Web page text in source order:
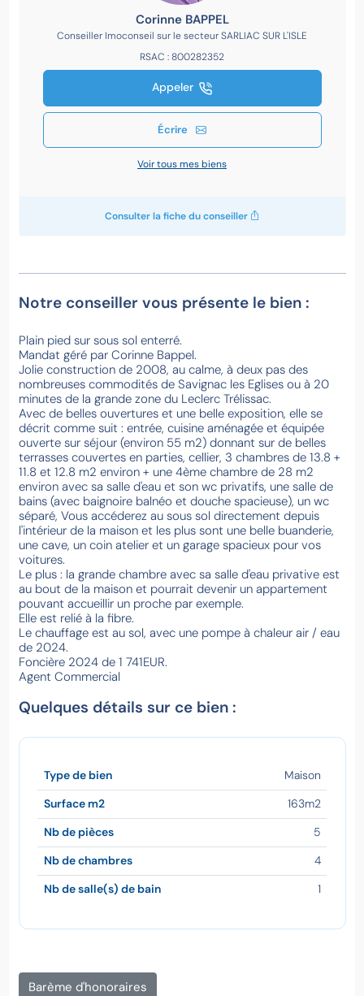
Corinne BAPPEL
Conseiller Imoconseil sur le secteur SARLIAC SUR L'ISLE
RSAC : 800282352
Appeler
Écrire
Voir tous mes biens
Consulter la fiche du conseiller
Notre conseiller vous présente le bien :
Plain pied sur sous sol enterré.
Mandat géré par Corinne Bappel.
Jolie construction de 2008, au calme, à deux pas des
nombreuses commodités de Savignac les Eglises ou à 20
minutes de la grande zone du Leclerc Trélissac.
Avec de belles ouvertures et une belle exposition, elle se
décrit comme suit : entrée, cuisine aménagée et équipée
ouverte sur séjour (environ 55 m2) donnant sur de belles
terrasses couvertes en parties, cellier, 3 chambres de 13.8 +
11.8 et 12.8 m2 environ + une 4ème chambre de 28 m2
environ avec sa salle d'eau et son wc privatifs, une salle de
bains (avec baignoire balnéo et douche spacieuse), un wc
séparé, Vous accéderez au sous sol directement depuis
l'intérieur de la maison et les plus sont une belle buanderie,
une cave, un coin atelier et un garage spacieux pour vos
voitures.
Le plus : la grande chambre avec sa salle d'eau privative est
au bout de la maison et pourrait devenir un appartement
pouvant accueillir un proche par exemple.
Elle est relié à la fibre.
Le chauffage est au sol, avec une pompe à chaleur air / eau
de 2024.
Foncière 2024 de 1 741EUR.
Agent Commercial
Quelques détails sur ce bien :
Type de bien Maison
Surface m2 163m2
Nb de pièces 5
Nb de chambres 4
Nb de salle(s) de bain 1
Barème d'honoraires